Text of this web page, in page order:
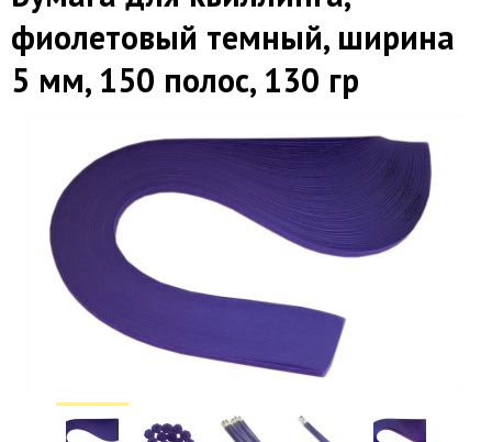
фиолетовый темный, ширина
5 мм, 150 полос, 130 гр